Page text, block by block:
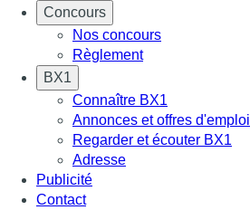
Concours
Nos concours
Règlement
BX1
Connaître BX1
Annonces et offres d'emploi
Regarder et écouter BX1
Adresse
Publicité
Contact